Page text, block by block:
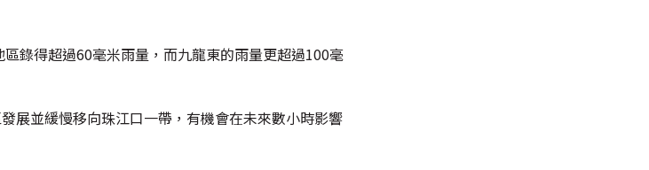
錄得超過60毫米雨量，而九龍東的雨量更超過100毫
展並緩慢移向珠江口一帶，有機會在未來數小時影響